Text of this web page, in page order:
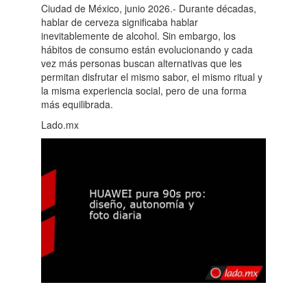
Ciudad de México, junio 2026.- Durante décadas,
hablar de cerveza significaba hablar
inevitablemente de alcohol. Sin embargo, los
hábitos de consumo están evolucionando y cada
vez más personas buscan alternativas que les
permitan disfrutar el mismo sabor, el mismo ritual y
la misma experiencia social, pero de una forma
más equilibrada.
Lado.mx